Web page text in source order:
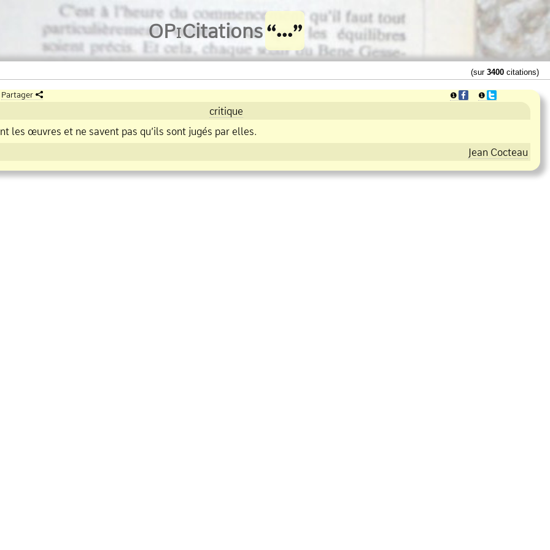
OPiCitations
(sur 3400 citations)
Partager ❶ ❶
critique
les œuvres et ne savent pas qu’ils sont jugés par elles.
Jean Cocteau